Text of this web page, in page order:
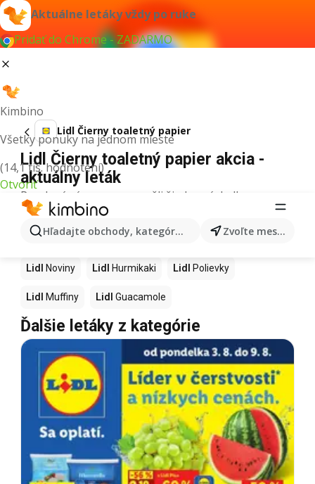
Aktuálne letáky vždy po ruke
Pridať do Chrome - ZADARMO
Kimbino
Všetky ponuky na jednom mieste
(14,1 tis. hodnotení)
Otvoriť
Hľadajte obchody, kategórie, produkty... Zvoľte mesto
Lidl Čierny toaletný papier
Lidl Čierny toaletný papier akcia -
aktuálny leták
Pre daný výraz sme nenašli žiadne výsledky.
Ďalšie produkty v obchodoch Lidl
Lidl Kapor Ashwagandha Nintendo Switch
Lidl Noviny Lidl Hurmikaki Lidl Polievky
Lidl Muffiny Lidl Guacamole
Ďalšie letáky z kategórie